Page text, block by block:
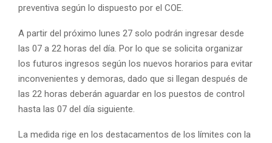
preventiva según lo dispuesto por el COE.
A partir del próximo lunes 27 solo podrán ingresar desde
las 07 a 22 horas del día. Por lo que se solicita organizar
los futuros ingresos según los nuevos horarios para evitar
inconvenientes y demoras, dado que si llegan después de
las 22 horas deberán aguardar en los puestos de control
hasta las 07 del día siguiente.
La medida rige en los destacamentos de los límites con la